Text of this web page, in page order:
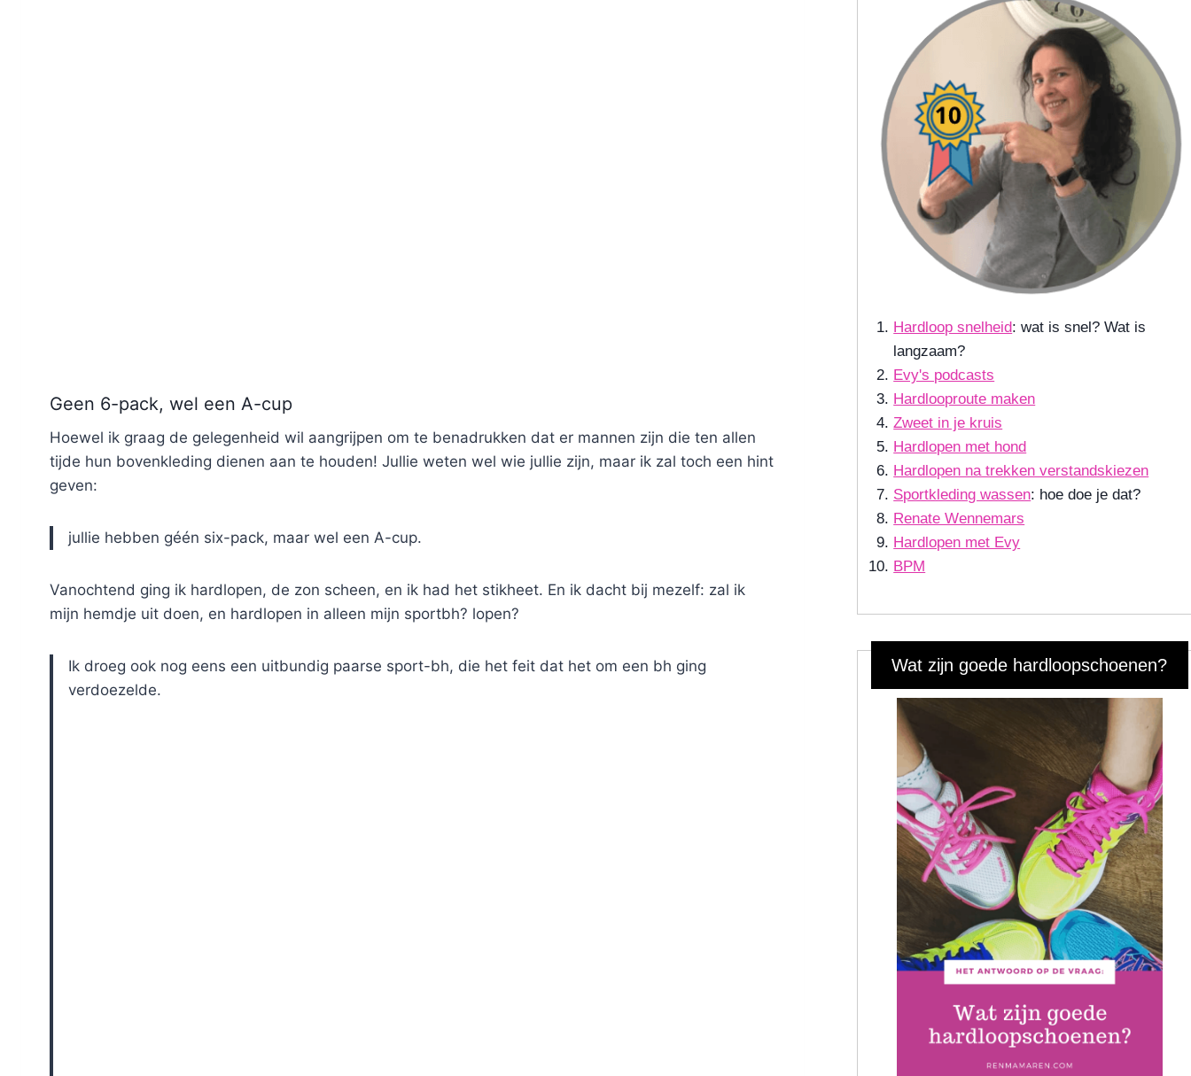
Geen 6-pack, wel een A-cup
Hoewel ik graag de gelegenheid wil aangrijpen om te benadrukken dat er mannen zijn die ten allen
tijde hun bovenkleding dienen aan te houden! Jullie weten wel wie jullie zijn, maar ik zal toch een hint
geven:
jullie hebben géén six-pack, maar wel een A-cup.
Vanochtend ging ik hardlopen, de zon scheen, en ik had het stikheet. En ik dacht bij mezelf: zal ik
mijn hemdje uit doen, en hardlopen in alleen mijn sportbh? lopen?
Ik droeg ook nog eens een uitbundig paarse sport-bh, die het feit dat het om een bh ging
verdoezelde.
Hardloop snelheid: wat is snel? Wat is
langzaam?
Evy's podcasts
Hardlooproute maken
Zweet in je kruis
Hardlopen met hond
Hardlopen na trekken verstandskiezen
Sportkleding wassen: hoe doe je dat?
Renate Wennemars
Hardlopen met Evy
BPM
Wat zijn goede hardloopschoenen?